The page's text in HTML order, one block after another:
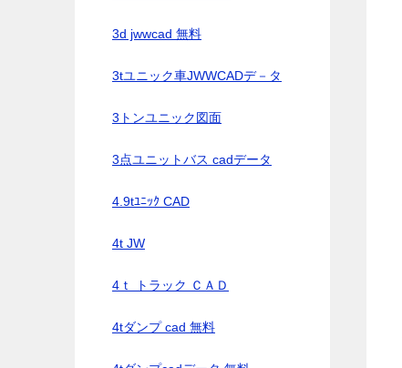
3d jwwcad 無料
3tユニック車JWWCADデ－タ
3トンユニック図面
3点ユニットバス cadデータ
4.9tﾕﾆｯｸ CAD
4t JW
4ｔ トラック ＣＡＤ
4tダンプ cad 無料